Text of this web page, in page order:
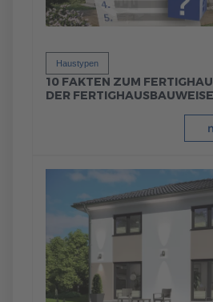
Haustypen
10 FAKTEN ZUM
DER FERTIGHAUSBAUWEISE